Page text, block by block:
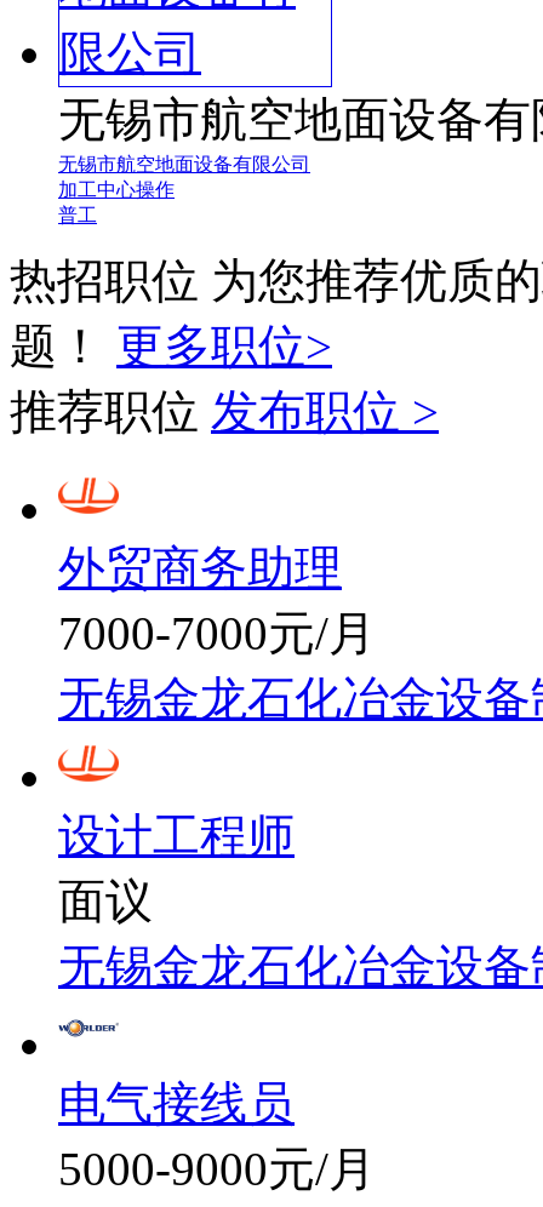
无锡市航空地面设备
无锡市航空地面设备有限公司
加工中心操作
普工
热招职位 为您推荐优质
题！
更多职位>
推荐职位 发布职位 >
外贸商务助理
7000-7000元/月
无锡金龙石化冶金设
设计工程师
面议
无锡金龙石化冶金设
电气接线员
5000-9000元/月